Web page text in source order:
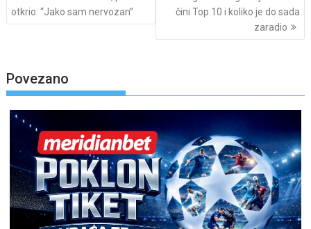
otkrio: “Jako sam nervozan”
čini Top 10 i koliko je do sada
zaradio
Povezano